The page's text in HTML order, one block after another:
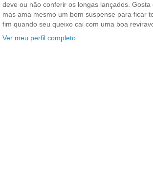
deve ou não conferir os longas lançados. Gosta
mas ama mesmo um bom suspense para ficar
fim quando seu queixo cai com uma boa
Ver meu perfil completo